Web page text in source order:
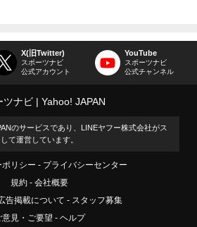
X(旧Twitter)
スポーツナビ
公式アカウント
YouTube
スポーツナビ
公式チャンネル
ツナビ Yahoo! JAPAN
のサービスであり、LINEヤフー株式会社がス
て運営しています。
リシー
プライバシーセンター
規約
会社概要
告掲載について
スタッフ募集
意見・ご要望
ヘルプ